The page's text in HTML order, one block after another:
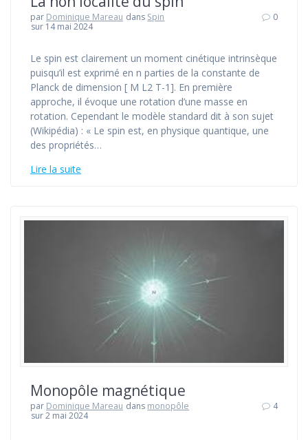
par Dominique Mareau dans Spin
sur 14 mai 2024
0
Le spin est clairement un moment cinétique intrinsèque
puisqu’il est exprimé en n parties de la constante de
Planck de dimension [ M L2 T-1]. En première
approche, il évoque une rotation d’une masse en
rotation. Cependant le modèle standard dit à son sujet
(Wikipédia) : « Le spin est, en physique quantique, une
des propriétés…
Lire la suite
Monopôle magnétique
par Dominique Mareau dans monopôle
sur 2 mai 2024
4